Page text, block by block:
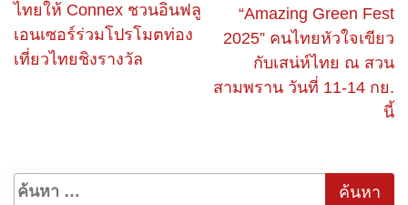
ไทยให้ Connex ชวนอินฟลู
เอนเซอร์ร่วมโปรโมตท่อง
เที่ยวไทยชิงรางวัล
“Amazing Green Fest
2025” คนไทยหัวใจเขียว
กับเสน่ห์ไทย ณ สวน
สามพราน วันที่ 11-14 กย.
นี้